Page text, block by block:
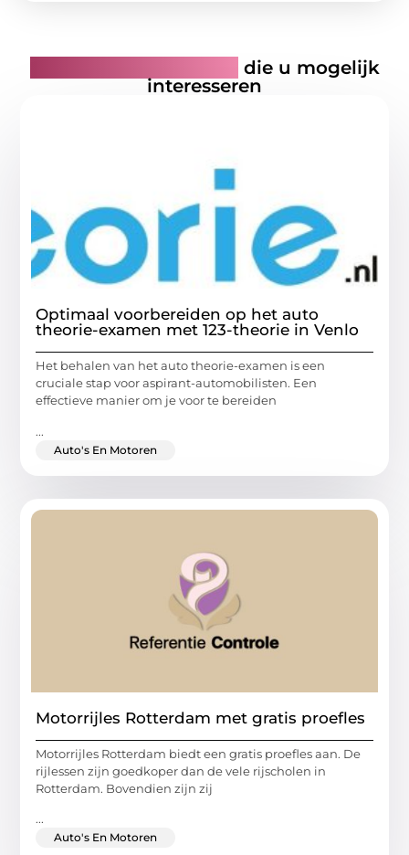
die u mogelijk
interesseren
Optimaal voorbereiden op het auto
theorie-examen met 123-theorie in Venlo
Het behalen van het auto theorie-examen is een
cruciale stap voor aspirant-automobilisten. Een
effectieve manier om je voor te bereiden
...
Auto's En Motoren
Motorrijles Rotterdam met gratis proefles
Motorrijles Rotterdam biedt een gratis proefles aan. De
rijlessen zijn goedkoper dan de vele rijscholen in
Rotterdam. Bovendien zijn zij
...
Auto's En Motoren